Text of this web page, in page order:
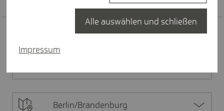
Berlin/Brandenburg
Impressum
Alle auswählen und schließen